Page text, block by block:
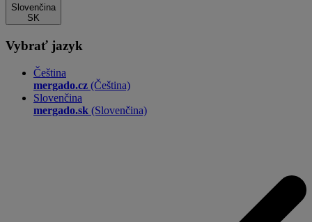
Slovenčina
SK
Vybrať jazyk
Čeština
mergado.cz (Čeština)
Slovenčina
mergado.sk (Slovenčina)